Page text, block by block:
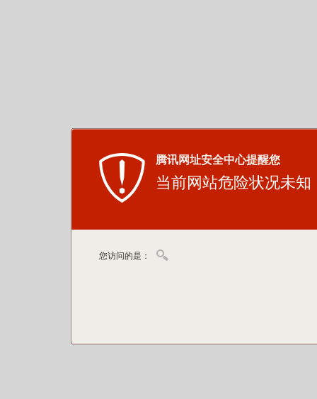
腾讯网址安全中心提醒您
当前网站危险状况未知
您访问的是：